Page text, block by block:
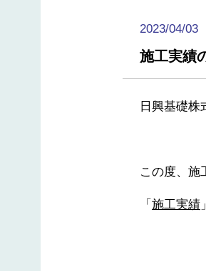
2023/04/03
施工実績
日興基礎株
この度、施
「 施工実績